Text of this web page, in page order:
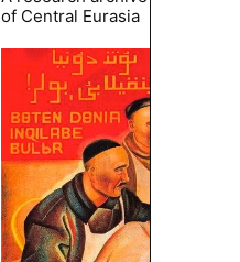
of Central Eurasia